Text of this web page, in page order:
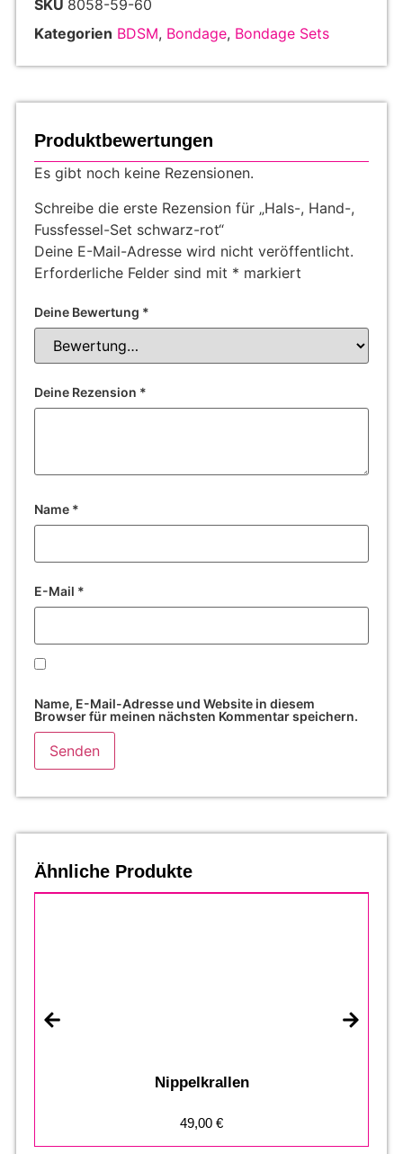
SKU 8058-59-60
Kategorien BDSM, Bondage, Bondage Sets
Produktbewertungen
Es gibt noch keine Rezensionen.
Schreibe die erste Rezension für „Hals-, Hand-,
Fussfessel-Set schwarz-rot“
Deine E-Mail-Adresse wird nicht veröffentlicht.
Erforderliche Felder sind mit * markiert
Deine Bewertung *
Deine Rezension *
Name *
E-Mail *
Name, E-Mail-Adresse und Website in diesem
Browser für meinen nächsten Kommentar speichern.
Ähnliche Produkte
Nippelkrallen
49,00 €